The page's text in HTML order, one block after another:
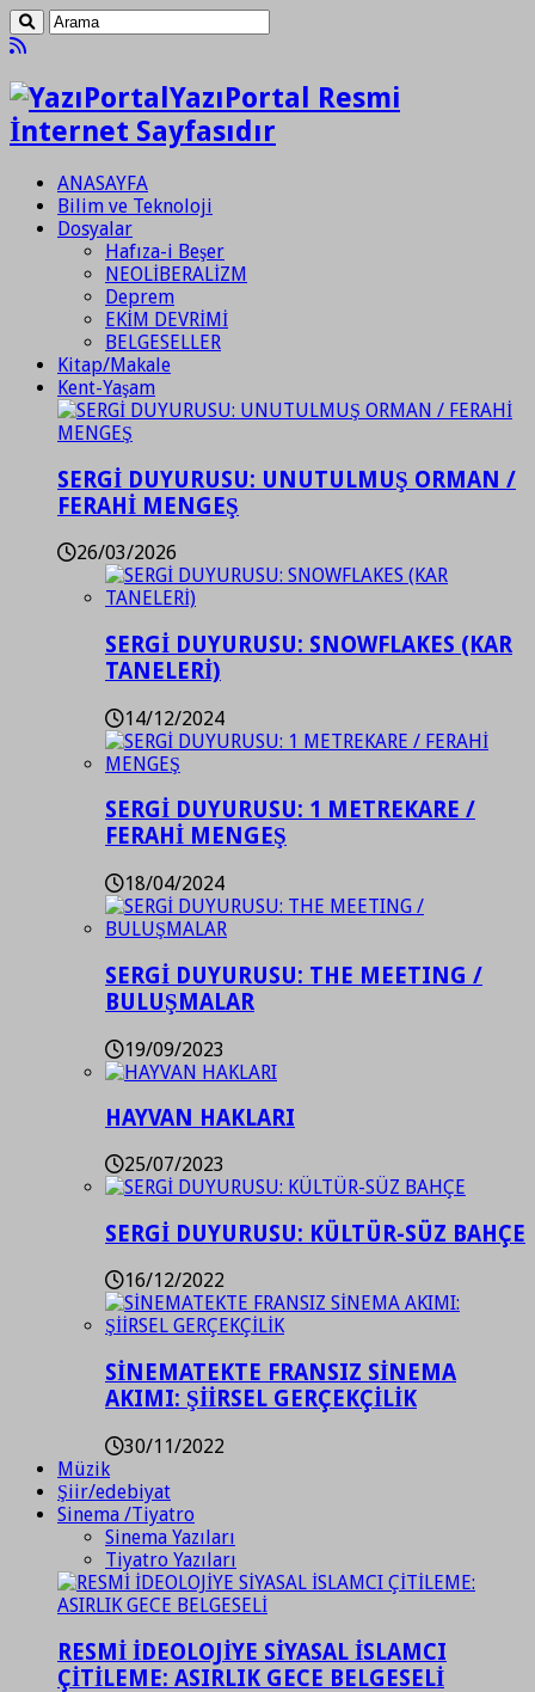
YazıPortal Resmi
İnternet Sayfasıdır
ANASAYFA
Bilim ve Teknoloji
Dosyalar
Hafıza-i Beşer
NEOLİBERALİZM
Deprem
EKİM DEVRİMİ
BELGESELLER
Kitap/Makale
Kent-Yaşam
SERGİ DUYURUSU: UNUTULMUŞ ORMAN /
FERAHİ MENGEŞ
26/03/2026
SERGİ DUYURUSU: SNOWFLAKES (KAR
TANELERİ)
14/12/2024
SERGİ DUYURUSU: 1 METREKARE /
FERAHİ MENGEŞ
18/04/2024
SERGİ DUYURUSU: THE MEETING /
BULUŞMALAR
19/09/2023
HAYVAN HAKLARI
25/07/2023
SERGİ DUYURUSU: KÜLTÜR-SÜZ BAHÇE
16/12/2022
SİNEMATEKTE FRANSIZ SİNEMA
AKIMI: ŞİİRSEL GERÇEKÇİLİK
30/11/2022
Müzik
Şiir/edebiyat
Sinema /Tiyatro
Sinema Yazıları
Tiyatro Yazıları
RESMİ İDEOLOJİYE SİYASAL İSLAMCI
ÇİTİLEME: ASIRLIK GECE BELGESELİ